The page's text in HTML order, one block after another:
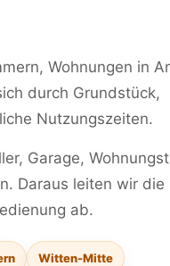
Wohnungen in
durch Grundstück,
Nutzungszeiten.
Garage,
Daraus leiten wir die
ab.
Witten-Mitte